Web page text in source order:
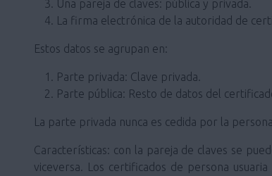
Una pareja de claves: pública y privada.
La firma electrónica de la autoridad de
Estos datos se agrupan en:
Parte privada: Clave privada.
Parte pública: Resto de datos del
La parte privada nunca es cedida por la
Características: con la pareja de claves se
viceversa. Los certificados de persona